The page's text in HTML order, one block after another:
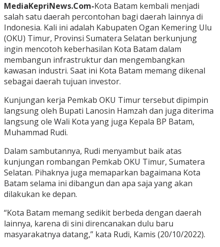
MediaKepriNews.Com-Kota Batam kembali menjadi
salah satu daerah percontohan bagi daerah lainnya di
Indonesia. Kali ini adalah Kabupaten Ogan Kemering Ulu
(OKU) Timur, Provinsi Sumatera Selatan berkunjung
ingin mencotoh keberhasilan Kota Batam dalam
membangun infrastruktur dan mengembangkan
kawasan industri. Saat ini Kota Batam memang dikenal
sebagai daerah tujuan investor.
Kunjungan kerja Pemkab OKU Timur tersebut dipimpin
langsung oleh Bupati Lanosin Hamzah dan juga diterima
langsung ole Wali Kota yang juga Kepala BP Batam,
Muhammad Rudi.
Dalam sambutannya, Rudi menyambut baik atas
kunjungan rombangan Pemkab OKU Timur, Sumatera
Selatan. Pihaknya juga memaparkan bagaimana Kota
Batam selama ini dibangun dan apa saja yang akan
dilakukan ke depan.
“Kota Batam memang sedikit berbeda dengan daerah
lainnya, karena di sini direncanakan dulu baru
masyarakatnya datang,” kata Rudi, Kamis (20/10/2022).